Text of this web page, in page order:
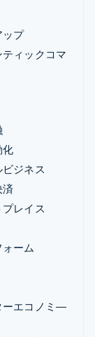
ップ
ィックコマ
化
ジネス
済
レイス
ーム
ーエコノミ―